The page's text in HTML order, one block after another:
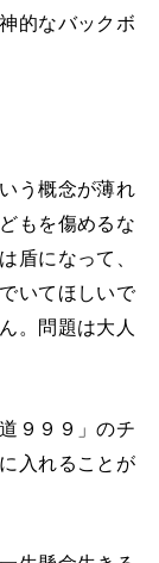
的なバックボ
う概念が薄れ
もを傷めるな
盾になって、
いてほしいで
。問題は大人
９９９」のチ
入れることが